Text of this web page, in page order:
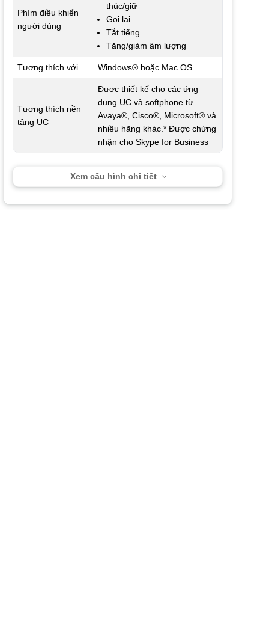
Phím điều khiển
người dùng
thúc/giữ
Gọi lại
Tắt tiếng
Tăng/giảm âm lượng
Tương thích với Windows® hoặc Mac OS
Tương thích nền
tảng UC
Được thiết kế cho các ứng
dụng UC và softphone từ
Avaya®, Cisco®, Microsoft® và
nhiều hãng khác.* Được chứng
nhận cho Skype for Business
Xem cấu hình chi tiết